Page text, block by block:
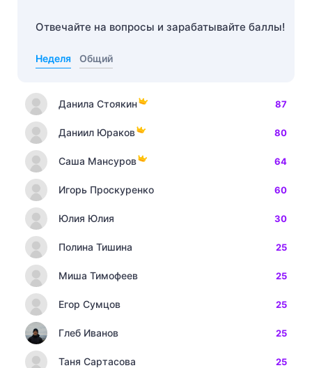
Отвечайте на вопросы и зарабатывайте баллы!
Неделя Общий
Данила Стоякин 87
Даниил Юраков 80
Саша Мансуров 64
Игорь Проскуренко 60
Юлия Юлия 30
Полина Тишина 25
Миша Тимофеев 25
Егор Сумцов 25
Глеб Иванов 25
Таня Сартасова 25